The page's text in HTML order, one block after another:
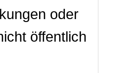
oder
öffentlich